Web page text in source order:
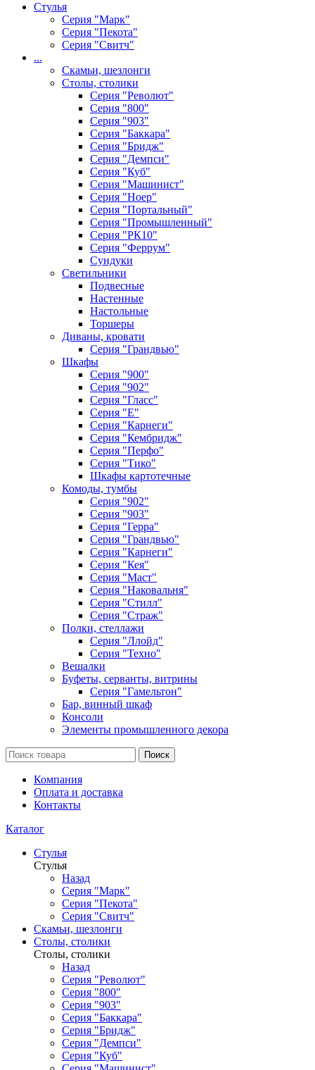
Стулья
Серия "Марк"
Серия "Пекота"
Серия "Свитч"
...
Скамьи, шезлонги
Столы, столики
Серия "Револют"
Серия "800"
Серия "903"
Серия "Баккара"
Серия "Бридж"
Серия "Демпси"
Серия "Куб"
Серия "Машинист"
Серия "Ноер"
Серия "Портальный"
Серия "Промышленный"
Серия "РК10"
Серия "Феррум"
Сундуки
Светильники
Подвесные
Настенные
Настольные
Торшеры
Диваны, кровати
Серия "Грандвью"
Шкафы
Серия "900"
Серия "902"
Серия "Гласс"
Серия "Е"
Серия "Карнеги"
Серия "Кембридж"
Серия "Перфо"
Серия "Тико"
Шкафы картотечные
Комоды, тумбы
Серия "902"
Серия "903"
Серия "Герра"
Серия "Грандвью"
Серия "Карнеги"
Серия "Кея"
Серия "Маст"
Серия "Наковальня"
Серия "Стилл"
Серия "Страж"
Полки, стеллажи
Серия "Ллойд"
Серия "Техно"
Вешалки
Буфеты, серванты, витрины
Серия "Гамельтон"
Бар, винный шкаф
Консоли
Элементы промышленного декора
Поиск
Компания
Оплата и доставка
Контакты
Каталог
Стулья
Стулья
Назад
Серия "Марк"
Серия "Пекота"
Серия "Свитч"
Скамьи, шезлонги
Столы, столики
Столы, столики
Назад
Серия "Револют"
Серия "800"
Серия "903"
Серия "Баккара"
Серия "Бридж"
Серия "Демпси"
Серия "Куб"